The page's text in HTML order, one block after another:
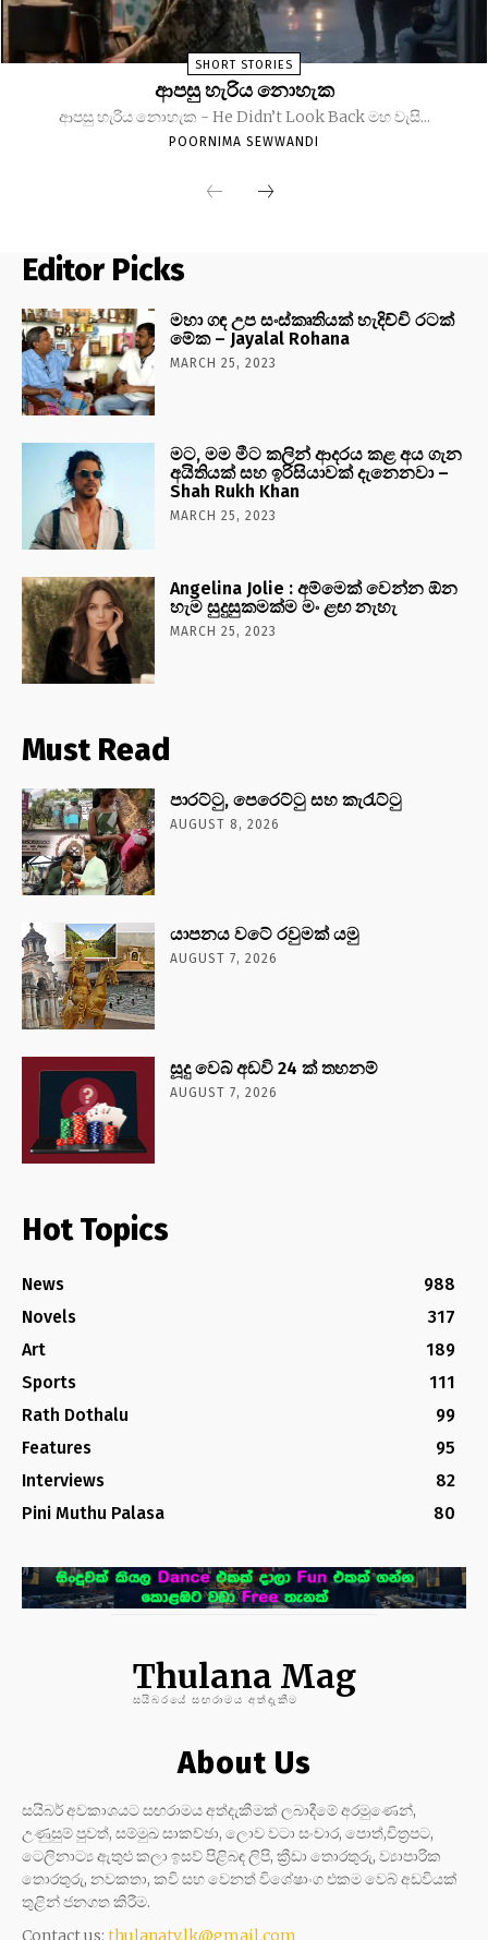
SHORT STORIES
ආපසු හැරිය නොහැක
ආපසු හැරිය නොහැක - He Didn’t Look Back මහ වැසි...
POORNIMA SEWWANDI
Editor Picks
මහා ගඳ උප සංස්කෘතියක් හැදිච්චි රටක්
මේක – Jayalal Rohana
MARCH 25, 2023
මට, මම මීට කලින් ආදරය කළ අය ගැන
අයිතියක් සහ ඉරිසියාවක් දැනෙනවා –
Shah Rukh Khan
MARCH 25, 2023
Angelina Jolie : අම්මෙක් වෙන්න ඕන
හැම සුදුසුකමක්ම මං ළඟ නැහැ
MARCH 25, 2023
Must Read
පාරට්ටු, පෙරෙට්ටු සහ කැරැට්ටු
AUGUST 8, 2026
යාපනය වටේ රවුමක් යමු
AUGUST 7, 2026
සූදු වෙබ් අඩවි 24 ක් තහනම්
AUGUST 7, 2026
Hot Topics
News
988
Novels
317
Art
189
Sports
111
Rath Dothalu
99
Features
95
Interviews
82
Pini Muthu Palasa
80
Thulana Mag
සයිබරයේ සඟරාමය අත්දැකීම
About Us
සයිබර් අවකාශයට සඟරාමය අත්දැකීමක් ලබාදීමේ අරමුණෙන්,
උණුසුම් පුවත්, සම්මුඛ සාකච්ඡා, ලොව වටා සංචාර, පොත්,චිත්‍රපට,
ටෙලිනාට්‍ය ඇතුළු කලා ඉසව් පිළිබඳ ලිපි, ක්‍රීඩා තොරතුරු, ව්‍යාපාරික
තොරතුරු, නවකතා, කවි සහ වෙනත් විශේෂාංග එකම වෙබ් අඩවියක්
තුළින් ජනගත කිරීම.
Contact us: thulanatv.lk@gmail.com